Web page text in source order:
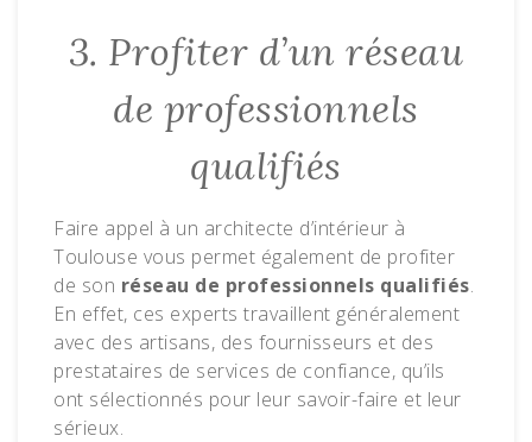
3. Profiter d’un réseau
de professionnels
qualifiés
Faire appel à un architecte d’intérieur à
Toulouse vous permet également de profiter
de son réseau de professionnels qualifiés.
En effet, ces experts travaillent généralement
avec des artisans, des fournisseurs et des
prestataires de services de confiance, qu’ils
ont sélectionnés pour leur savoir-faire et leur
sérieux.